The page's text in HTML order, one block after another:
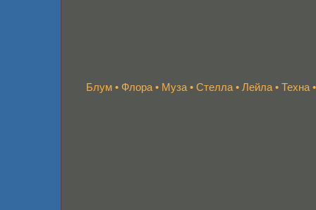
Блум • Флора • Муза • Стелла • Лейла • Техна